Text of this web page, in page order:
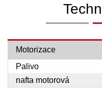
Motorizace
Palivo
nafta motorová